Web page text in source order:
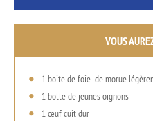
VOUS
1 boite de foie de morue
1 botte de jeunes oignons
1 œuf cuit dur